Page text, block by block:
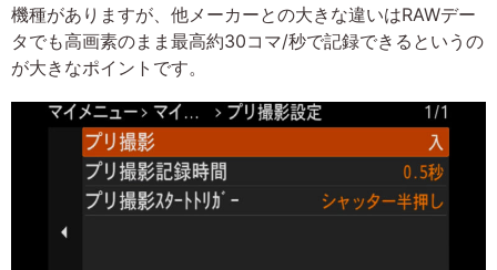
機種がありますが、他メーカーとの大きな違いはRAWデー
タでも高画素のまま最高約30コマ/秒で記録できるというの
が大きなポイントです。